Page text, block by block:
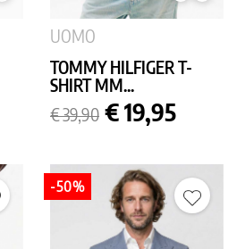
SCURO
UOMO
TOMMY HILFIGER T-
SHIRT MM...
Prezzo
base
€ 39,90 Prezzo
€ 19,95
-50%